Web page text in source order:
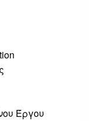
Έργου